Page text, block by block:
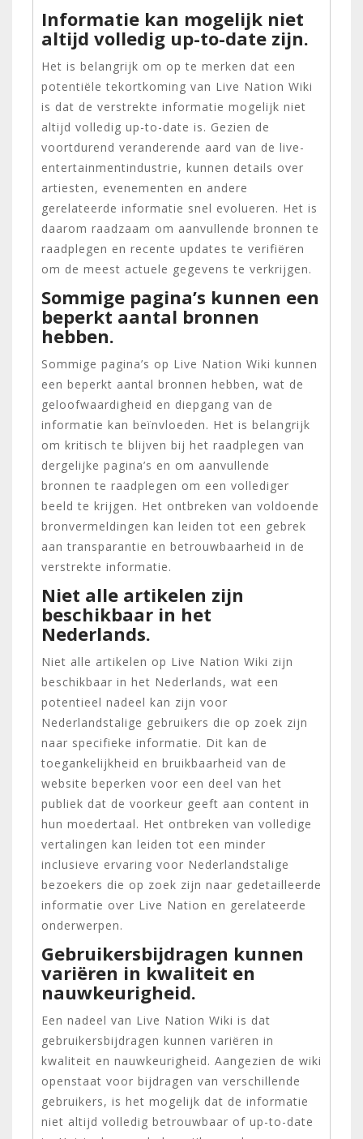
Informatie kan mogelijk niet
altijd volledig up-to-date zijn.
Het is belangrijk om op te merken dat een
potentiële tekortkoming van Live Nation Wiki
is dat de verstrekte informatie mogelijk niet
altijd volledig up-to-date is. Gezien de
voortdurend veranderende aard van de live-
entertainmentindustrie, kunnen details over
artiesten, evenementen en andere
gerelateerde informatie snel evolueren. Het is
daarom raadzaam om aanvullende bronnen te
raadplegen en recente updates te verifiëren
om de meest actuele gegevens te verkrijgen.
Sommige pagina’s kunnen een
beperkt aantal bronnen
hebben.
Sommige pagina’s op Live Nation Wiki kunnen
een beperkt aantal bronnen hebben, wat de
geloofwaardigheid en diepgang van de
informatie kan beïnvloeden. Het is belangrijk
om kritisch te blijven bij het raadplegen van
dergelijke pagina’s en om aanvullende
bronnen te raadplegen om een vollediger
beeld te krijgen. Het ontbreken van voldoende
bronvermeldingen kan leiden tot een gebrek
aan transparantie en betrouwbaarheid in de
verstrekte informatie.
Niet alle artikelen zijn
beschikbaar in het
Nederlands.
Niet alle artikelen op Live Nation Wiki zijn
beschikbaar in het Nederlands, wat een
potentieel nadeel kan zijn voor
Nederlandstalige gebruikers die op zoek zijn
naar specifieke informatie. Dit kan de
toegankelijkheid en bruikbaarheid van de
website beperken voor een deel van het
publiek dat de voorkeur geeft aan content in
hun moedertaal. Het ontbreken van volledige
vertalingen kan leiden tot een minder
inclusieve ervaring voor Nederlandstalige
bezoekers die op zoek zijn naar gedetailleerde
informatie over Live Nation en gerelateerde
onderwerpen.
Gebruikersbijdragen kunnen
variëren in kwaliteit en
nauwkeurigheid.
Een nadeel van Live Nation Wiki is dat
gebruikersbijdragen kunnen variëren in
kwaliteit en nauwkeurigheid. Aangezien de wiki
openstaat voor bijdragen van verschillende
gebruikers, is het mogelijk dat de informatie
niet altijd volledig betrouwbaar of up-to-date